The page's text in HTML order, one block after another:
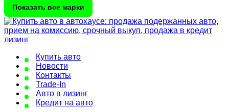
Показать все марки
Купить авто
Новости
Контакты
Trade-In
Авто в лизинг
Кредит на авто